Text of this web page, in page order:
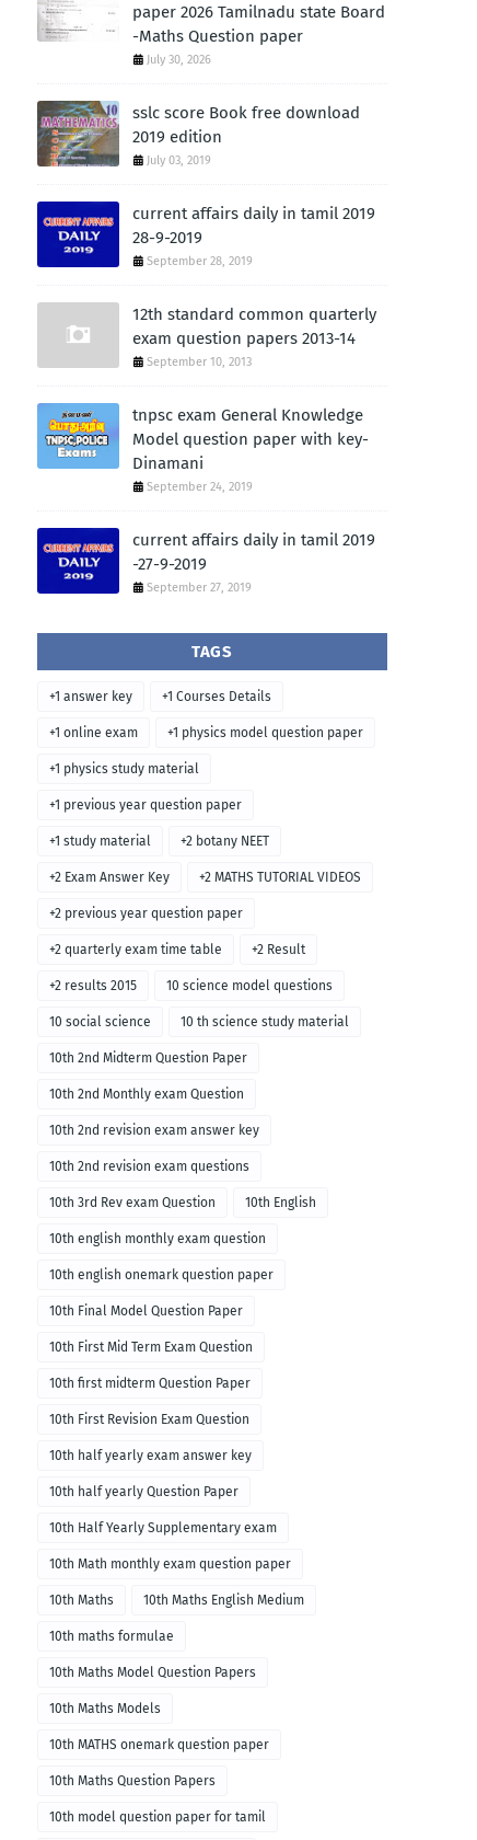
paper 2026 Tamilnadu state Board
-Maths Question paper
July 30, 2026
sslc score Book free download
2019 edition
July 03, 2019
current affairs daily in tamil 2019
28-9-2019
September 28, 2019
12th standard common quarterly
exam question papers 2013-14
September 10, 2013
tnpsc exam General Knowledge
Model question paper with key-
Dinamani
September 24, 2019
current affairs daily in tamil 2019
-27-9-2019
September 27, 2019
TAGS
+1 answer key +1 Courses Details
+1 online exam +1 physics model question paper
+1 physics study material
+1 previous year question paper
+1 study material +2 botany NEET
+2 Exam Answer Key +2 MATHS TUTORIAL VIDEOS
+2 previous year question paper
+2 quarterly exam time table +2 Result
+2 results 2015 10 science model questions
10 social science 10 th science study material
10th 2nd Midterm Question Paper
10th 2nd Monthly exam Question
10th 2nd revision exam answer key
10th 2nd revision exam questions
10th 3rd Rev exam Question 10th English
10th english monthly exam question
10th english onemark question paper
10th Final Model Question Paper
10th First Mid Term Exam Question
10th first midterm Question Paper
10th First Revision Exam Question
10th half yearly exam answer key
10th half yearly Question Paper
10th Half Yearly Supplementary exam
10th Math monthly exam question paper
10th Maths 10th Maths English Medium
10th maths formulae
10th Maths Model Question Papers
10th Maths Models
10th MATHS onemark question paper
10th Maths Question Papers
10th model question paper for tamil